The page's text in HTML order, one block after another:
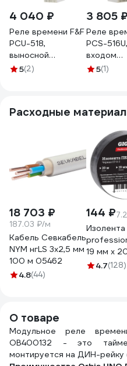
4 040 ₽
Реле времени F&F
PCU-518,
выносной
регулятор
5(2)
3 805 ₽
Реле
PCS-
входом
5(1)
Расходные
18 703 ₽
187.03 ₽/м
Кабель Севкабель
NYM нгLS 3х2,5 мм
100 м 05462
4.8(44)
144 ₽
19 мм х
черная
4.7(128)
О товаре
Модульное реле
OB400132 - это
монтируется на ДИН-рейку